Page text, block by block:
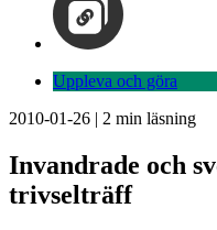
Uppleva och göra
2010-01-26 | 2 min läsning
Invandrade och
trivselträff